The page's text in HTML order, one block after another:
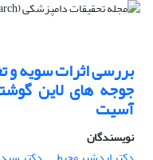
بررسی اثرات سویه و
جوجه های لاین
آسیت
نویسندگان